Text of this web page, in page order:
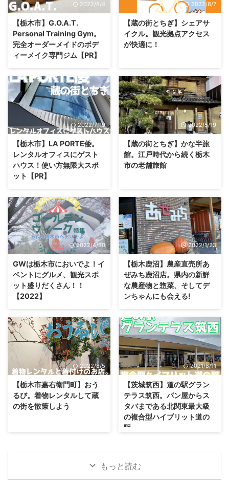
2022/8/4
【栃木市】G.O.A.T.
Personal Training Gym。
完全オーダーメイドのボデ
ィーメイク専門ジム【PR】
2022/8/7
【蔵の街とちぎ】シェアサ
イクル。観光拠点アクセス
が快適に！
2022/7/19
【栃木市】LA PORTE倭。
レンタルオフィスにゲスト
ハウス！使い方無限大スポ
ット【PR】
2022/5/19
【蔵の街とちぎ】かな半旅
館。江戸時代から続く栃木
市の老舗旅館
2022/4/30
GWは栃木市においでよ！イ
ベントにグルメ、観光スポ
ット盛りだくさん！！
【2022】
2022/1/23
【栃木鹿沼】農産直売所あ
ぜみち鹿沼店。県内の新鮮
な農産物と惣菜、そしてデ
ンちゃんにも会える!
2022/8/5
【栃木市嘉右衛門町】おう
るび。着物レンタルして蔵
の街を散策しよう
2021/8/11
【茨城筑西】道の駅グラン
テラス筑西。パン屋からス
タバまである北関東最大級
の複合型ハイブリット道の
駅
もっと読む